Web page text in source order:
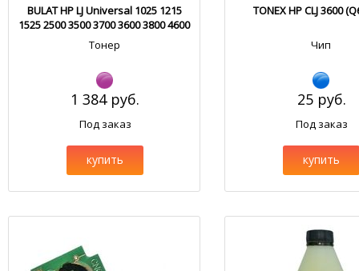
BULAT HP LJ Universal 1025 1215
1525 2500 3500 3700 3600 3800 4600
4700 5500 HM103.1
Тонер
1 384 руб.
Под заказ
купить
TONEX HP CLJ 3600
Чип
25 руб.
Под заказ
купить